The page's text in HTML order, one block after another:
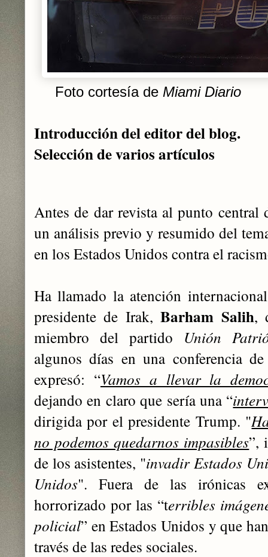
Foto cortesía de Miami Diario
Introducción del editor del blog.
Selección de varios artículos
Antes de dar revista al punto central
un análisis previo y resumido del
en los Estados Unidos contra el
Ha llamado la atención
presidente de Irak,Barham Salih,
miembro del partido Unión
algunos días en una conferencia
expresó: “Vamos a llevar la
dejando en claro que sería una “
dirigida por el presidente Trump. "
no podemos quedarnos impasibles”,
de los asistentes, "invadir Estados
Unidos". Fuera de las irónicas
horrorizado por las “terribles
policial” en Estados Unidos y que
través de las redes sociales.